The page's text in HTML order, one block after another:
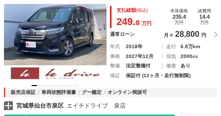
ンキープ ９インチナビＴＶＢカメラ フリップダウン 前後
ドラレコ ＬＥＤオートライト 両側ＰＷスライド シートヒ
ーター ＥＴＣ ＵＳＢ Ｂｌｕｅｔｏｏｔｈ
支払総額(税込)
249.8 万円
本体価格
235.4
万円
諸費用
14.4
万円
通常ローン 月々 28,800 円
年式 2018年 走行
6.8万km
車検
2027年12月 排気
2000cc
整備
法定整備付 修復
あり
保証
保証付 (12ヶ月・走行無制限)
販売店保証 車両状態評価書 グー鑑定 オンライン商談可
宮城県仙台市泉区 エイチドライブ 泉店